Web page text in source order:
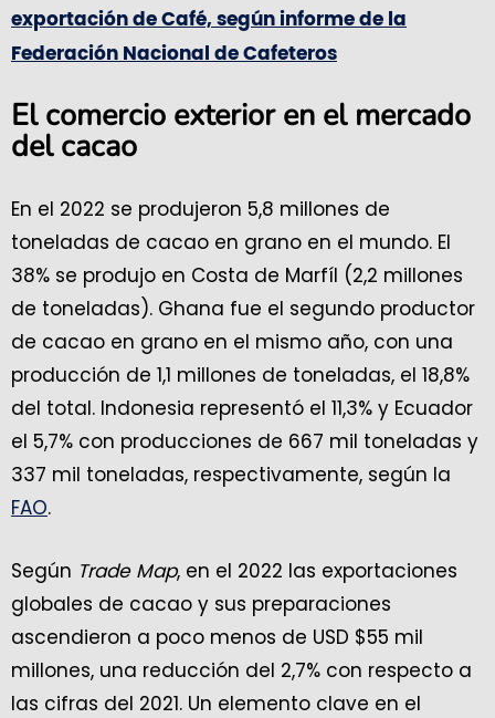
exportación de Café, según informe de la
Federación Nacional de Cafeteros
El comercio exterior en el mercado
del cacao
En el 2022 se produjeron 5,8 millones de
toneladas de cacao en grano en el mundo. El
38% se produjo en Costa de Marfíl (2,2 millones
de toneladas). Ghana fue el segundo productor
de cacao en grano en el mismo año, con una
producción de 1,1 millones de toneladas, el 18,8%
del total. Indonesia representó el 11,3% y Ecuador
el 5,7% con producciones de 667 mil toneladas y
337 mil toneladas, respectivamente, según la
FAO.
Según Trade Map, en el 2022 las exportaciones
globales de cacao y sus preparaciones
ascendieron a poco menos de USD $55 mil
millones, una reducción del 2,7% con respecto a
las cifras del 2021. Un elemento clave en el